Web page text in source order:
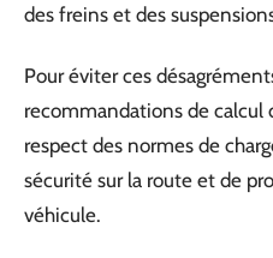
des freins et des
Pour éviter ces
recommandations de calcul
respect des normes de
sécurité sur la route et de
véhicule.